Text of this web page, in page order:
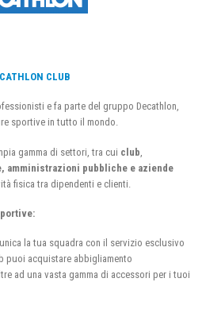
CLUB
e fa parte del gruppo Decathlon,
sportive in tutto il mondo.
gamma di settori, tra cui club
amministrazioni pubbliche e aziende
fisica tra dipendenti e clienti.
la tua squadra con il servizio esclusivo
puoi acquistare abbigliamento
ad una vasta gamma di accessori per i tuoi